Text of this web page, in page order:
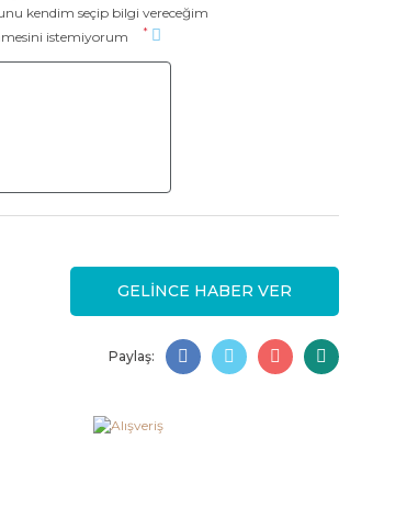
kendim seçip bilgi vereceğim
istemiyorum
*
GELİNCE HABER VER
Paylaş: